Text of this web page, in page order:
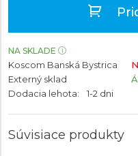
NA SKLADE
Koscom Banská Bystrica
Externý sklad
Dodacia lehota:
1-2 dni
Súvisiace produkty